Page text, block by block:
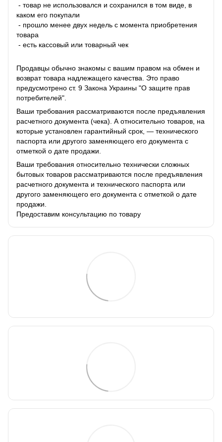
- товар не использовался и сохранился в том виде, в
каком его покупали
- прошло менее двух недель с момента приобретения
товара
- есть кассовый или товарный чек
Продавцы обычно знакомы с вашим правом на обмен и
возврат товара надлежащего качества. Это право
предусмотрено ст. 9 Закона Украины "О защите прав
потребителей".
Ваши требования рассматриваются после предъявления
расчетного документа (чека). А относительно товаров, на
которые установлен гарантийный срок, — технического
паспорта или другого заменяющего его документа с
отметкой о дате продажи.
Ваши требования относительно технически сложных
бытовых товаров рассматриваются после предъявления
расчетного документа и технического паспорта или
другого заменяющего его документа с отметкой о дате
продажи.
Предоставим консультацию по товару